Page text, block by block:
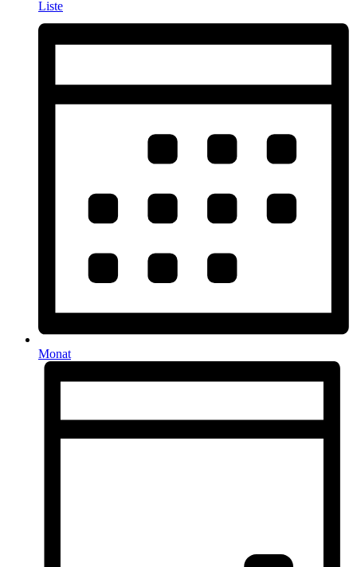
Liste
Monat